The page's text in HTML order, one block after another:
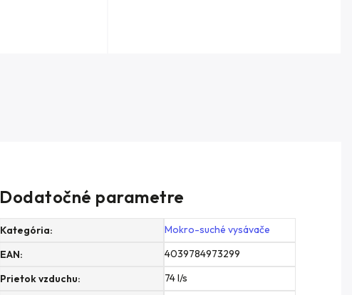
Dodatočné parametre
Kategória:
Mokro-suché vysávače
EAN:
4039784973299
Prietok vzduchu:
74 l/s